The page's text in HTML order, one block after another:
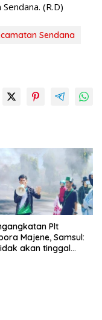
(R.D)
Sendana
Plt
Majene, Samsul:
akan tinggal